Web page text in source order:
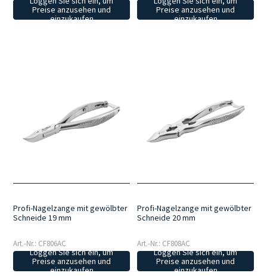
Preise anzusehen und
einzukaufen
Preise anzusehen und
einzukaufen
Profi-Nagelzange mit gewölbter
Schneide 19 mm
Art.-Nr.: CF806AC
Loggen Sie sich ein, um
Preise anzusehen und
einzukaufen
Profi-Nagelzange mit gewölbter
Schneide 20 mm
Art.-Nr.: CF808AC
Loggen Sie sich ein, um
Preise anzusehen und
einzukaufen